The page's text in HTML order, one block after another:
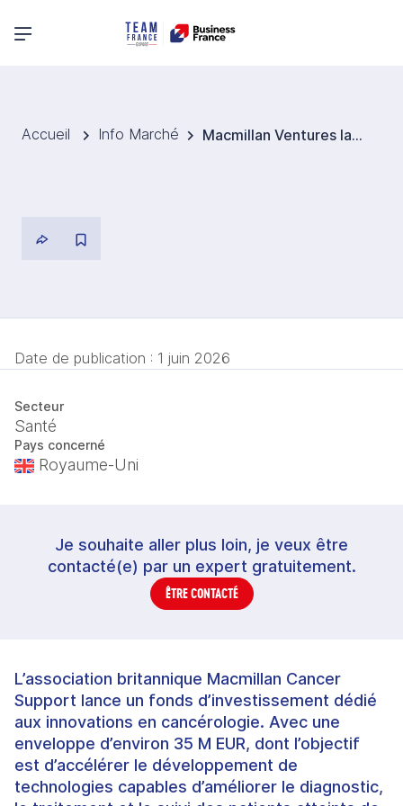
Menu principal
Accueil Info Marché Macmillan Ventures lance un fond d'investissement pour transformer les soins contre le cancer au Royaume-Uni
Date de publication : 1 juin 2026
Secteur
Santé
Pays concerné
Royaume-Uni
Je souhaite aller plus loin, je veux être
contacté(e) par un expert gratuitement.
ÊTRE CONTACTÉ
L’association britannique Macmillan Cancer
Support lance un fonds d’investissement dédié
aux innovations en cancérologie. Avec une
enveloppe d’environ 35 M EUR, dont l’objectif
est d’accélérer le développement de
technologies capables d’améliorer le diagnostic,